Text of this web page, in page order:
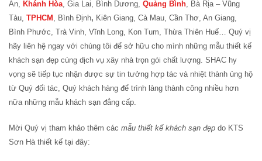
An, Khánh Hòa , Gia Lai, Bình Dương, Quảng Bình , Bà Rịa – Vũng
Tàu, TPHCM , Bình Định, Kiên Giang, Cà Mau, Cần Thơ, An Giang,
Bình Phước, Trà Vinh, Vĩnh Long, Kon Tum, Thừa Thiên Huế… Quý vị
hãy liên hệ ngay với chúng tôi để sở hữu cho mình những mẫu thiết kế
khách sạn đẹp cùng dịch vụ xây nhà trọn gói chất lượng. SHAC hy
vọng sẽ tiếp tục nhận được sự tin tưởng hợp tác và nhiệt thành ủng hộ
từ Quý đối tác, Quý khách hàng để trình làng thành công nhiều hơn
nữa những mẫu khách sạn đẳng cấp.
Mời Quý vị tham khảo thêm các mẫu thiết kế khách sạn đẹp do KTS
Sơn Hà thiết kế tại đây: